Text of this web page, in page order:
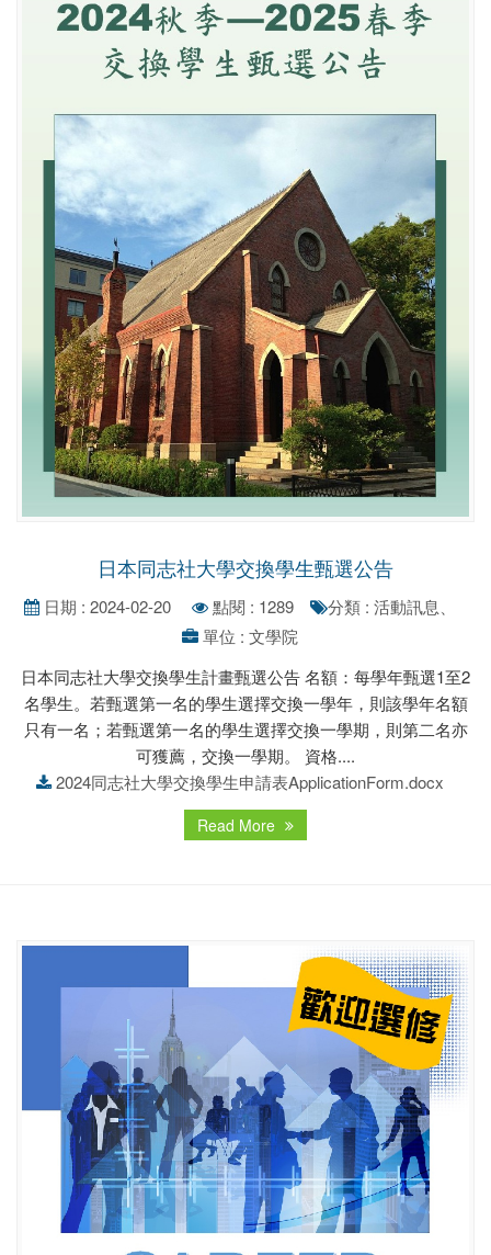
日本同志社大學交換學生甄選公告
日期 : 2024-02-20 點閱 : 1289
分類 : 活動訊息、
單位 : 文學院
日本同志社大學交換學生計畫甄選公告 名額：每學年甄選1至2
名學生。若甄選第一名的學生選擇交換一學年，則該學年名額
只有一名；若甄選第一名的學生選擇交換一學期，則第二名亦
可獲薦，交換一學期。 資格....
2024同志社大學交換學生申請表ApplicationForm.docx
Read More